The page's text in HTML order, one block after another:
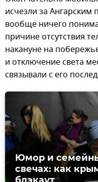
исчезли за
вообще ничего
причине отсутствия
накануне на
и отключение света
связывали с его
Юмор и
свечах: как